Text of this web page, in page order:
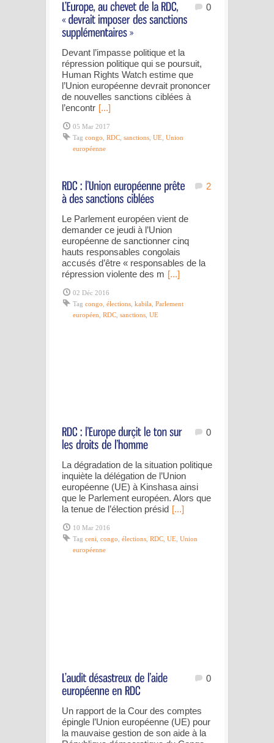
0
Devant l’impasse politique et la
répression politique qui se poursuit,
Human Rights Watch estime que
l’Union européenne devrait prononcer
de nouvelles sanctions ciblées à
l’encontr [...]
05 Mar 2017
Tag congo RDC sanctions UE Union
européenne
2
Le Parlement européen vient de
demander ce jeudi à l’Union
européenne de sanctionner cinq
hauts responsables congolais
accusés d’être « responsables de la
répression violente des m [...]
02 Déc 2016
Tag congo élections kabila Parlement
européen RDC sanctions UE
0
La dégradation de la situation politique
inquiète la délégation de l’Union
européenne (UE) à Kinshasa ainsi
que le Parlement européen. Alors que
la tenue de l’élection présid [...]
10 Mar 2016
Tag ceni congo élections RDC UE Union
européenne
0
Un rapport de la Cour des comptes
épingle l’Union européenne (UE) pour
la mauvaise gestion de son aide à la